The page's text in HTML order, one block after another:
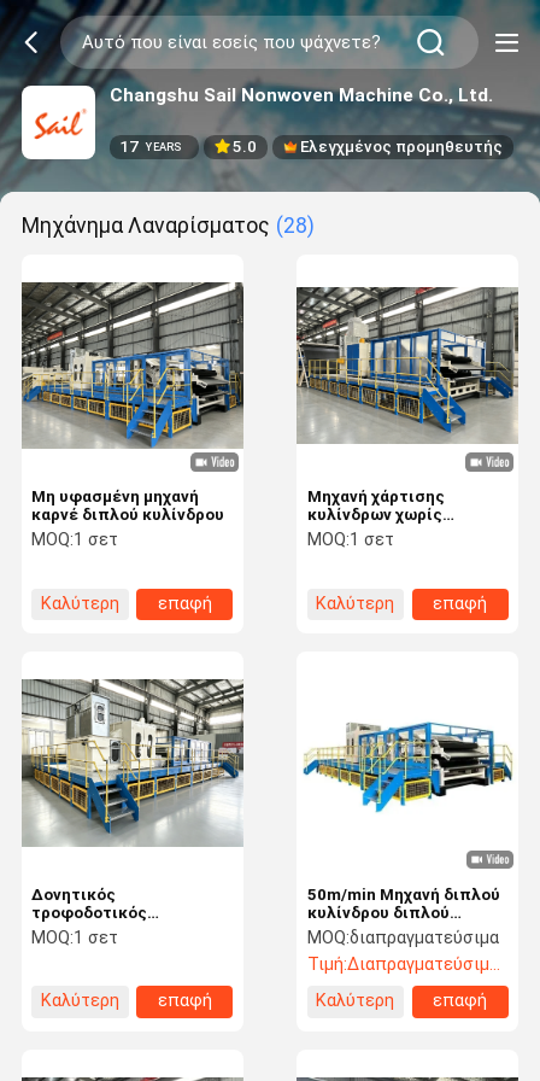
Changshu Sail Nonwoven Machine Co., Ltd.
17 YEARS 5.0 Ελεγχμένος προμηθευτής
Μηχάνημα Λαναρίσματος (28)
Μη υφασμένη μηχανή
καρνέ διπλού κυλίνδρου
MOQ:1 σετ
Καλύτερη
επαφή
Μηχανή χάρτισης
κυλίνδρων χωρίς
υφαντικές ύλες
MOQ:1 σετ
Καλύτερη
επαφή
Δονητικός
τροφοδοτικός
μηχανισμός
MOQ:1 σετ
Καλύτερη
επαφή
50m/min Μηχανή διπλού
κυλίνδρου διπλού
κάρδισης για μη
υφαντικές ύλες
MOQ:διαπραγματεύσιμα
Τιμή:Διαπραγματεύσιμος
Καλύτερη
επαφή